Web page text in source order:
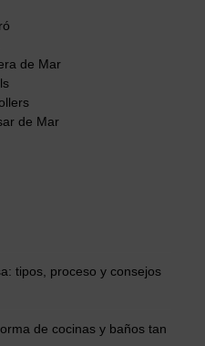
de Mar
de Mar
tipos, proceso y consejos
de cocinas y baños tan